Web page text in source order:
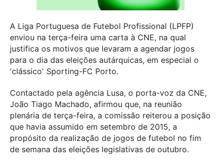
A Liga Portuguesa de Futebol Profissional (LPFP)
enviou na terça-feira uma carta à CNE, na qual
justifica os motivos que levaram a agendar jogos
para o dia das eleições autárquicas, em especial o
'clássico' Sporting-FC Porto.
Contactado pela agência Lusa, o porta-voz da CNE,
João Tiago Machado, afirmou que, na reunião
plenária de terça-feira, a comissão reiterou a posição
que havia assumido em setembro de 2015, a
propósito da realização de jogos de futebol no fim
de semana das eleições legislativas de outubro.